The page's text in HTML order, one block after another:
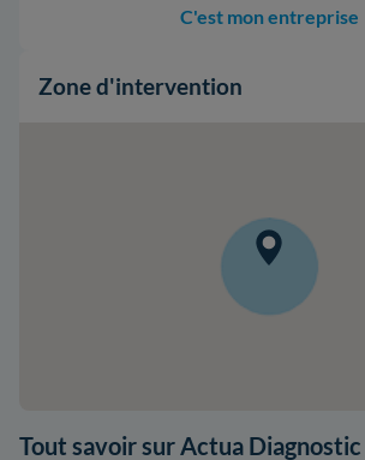
C'est mon entreprise
Zone d'intervention
Tout savoir sur Actua Diagnostic